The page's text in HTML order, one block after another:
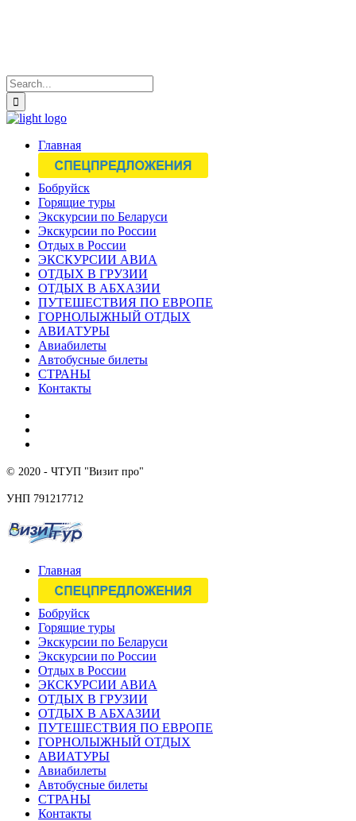
Главная
Бобруйск
Горящие туры
Экскурсии по Беларуси
Экскурсии по России
Отдых в России
ЭКСКУРСИИ АВИА
ОТДЫХ В ГРУЗИИ
ОТДЫХ В АБХАЗИИ
ПУТЕШЕСТВИЯ ПО ЕВРОПЕ
ГОРНОЛЫЖНЫЙ ОТДЫХ
АВИАТУРЫ
Авиабилеты
Автобусные билеты
СТРАНЫ
Контакты
© 2020 - ЧТУП "Визит про"
УНП 791217712
Главная
Бобруйск
Горящие туры
Экскурсии по Беларуси
Экскурсии по России
Отдых в России
ЭКСКУРСИИ АВИА
ОТДЫХ В ГРУЗИИ
ОТДЫХ В АБХАЗИИ
ПУТЕШЕСТВИЯ ПО ЕВРОПЕ
ГОРНОЛЫЖНЫЙ ОТДЫХ
АВИАТУРЫ
Авиабилеты
Автобусные билеты
СТРАНЫ
Контакты